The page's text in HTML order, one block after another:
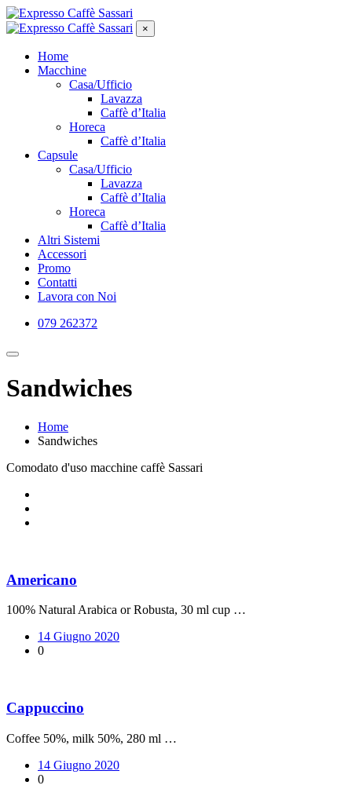
×
Home
Macchine
Casa/Ufficio
Lavazza
Caffè d’Italia
Horeca
Caffè d’Italia
Capsule
Casa/Ufficio
Lavazza
Caffè d’Italia
Horeca
Caffè d’Italia
Altri Sistemi
Accessori
Promo
Contatti
Lavora con Noi
079 262372
Sandwiches
Home
Sandwiches
Comodato d'uso macchine caffè Sassari
Americano
100% Natural Arabica or Robusta, 30 ml cup …
14 Giugno 2020
0
Cappuccino
Coffee 50%, milk 50%, 280 ml …
14 Giugno 2020
0